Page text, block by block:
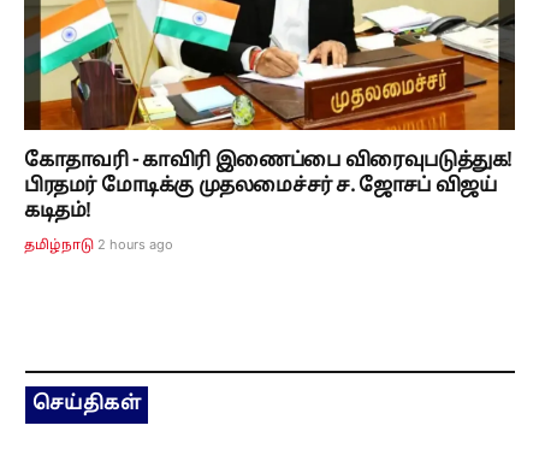
கோதாவரி - காவிரி இணைப்பை விரைவுபடுத்துக!
பிரதமர் மோடிக்கு முதலமைச்சர் ச. ஜோசப் விஜய்
கடிதம்!
தமிழ்நாடு 2 hours ago
செய்திகள்